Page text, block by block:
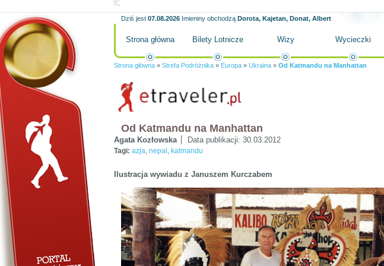
Dziś jest 07.08.2026 Imieniny obchodzą Dorota, Kajetan, Donat, Albert
Strona główna Bilety Lotnicze Wizy Wycieczki
Strona główna » Strefa Podróżnika » Europa » Ukraina » Od Katmandu na Manhattan
Od Katmandu na Manhattan
Agata Kozłowska Data publikacji: 30.03.2012
Tagi: azja, nepal , katmandu
Ilustracja wywiadu z Januszem Kurczabem